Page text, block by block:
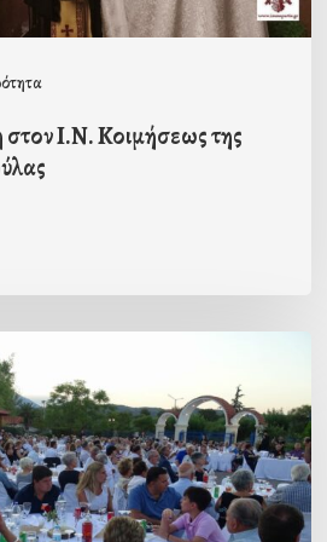
Ι.Ν. Κοιμήσεως της